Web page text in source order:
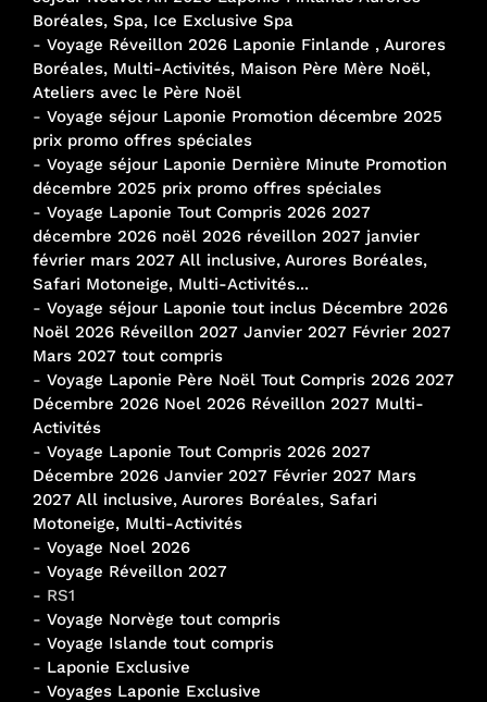
Boréales, Spa, Ice Exclusive Spa
- Voyage Réveillon 2026 Laponie Finlande , Aurores
Boréales, Multi-Activités, Maison Père Mère Noël,
Ateliers avec le Père Noël
- Voyage séjour Laponie Promotion décembre 2025
prix promo offres spéciales
- Voyage séjour Laponie Dernière Minute Promotion
décembre 2025 prix promo offres spéciales
- Voyage Laponie Tout Compris 2026 2027
décembre 2026 noël 2026 réveillon 2027 janvier
février mars 2027 All inclusive, Aurores Boréales,
Safari Motoneige, Multi-Activités...
- Voyage séjour Laponie tout inclus Décembre 2026
Noël 2026 Réveillon 2027 Janvier 2027 Février 2027
Mars 2027 tout compris
- Voyage Laponie Père Noël Tout Compris 2026 2027
Décembre 2026 Noel 2026 Réveillon 2027 Multi-
Activités
- Voyage Laponie Tout Compris 2026 2027
Décembre 2026 Janvier 2027 Février 2027 Mars
2027 All inclusive, Aurores Boréales, Safari
Motoneige, Multi-Activités
- Voyage Noel 2026
- Voyage Réveillon 2027
- RS1
- Voyage Norvège tout compris
- Voyage Islande tout compris
- Laponie Exclusive
- Voyages Laponie Exclusive